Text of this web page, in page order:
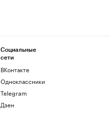
Социальные
сети
ВКонтакте
Одноклассники
Telegram
Дзен